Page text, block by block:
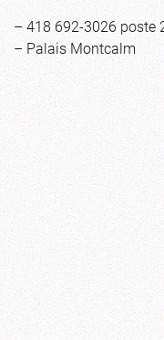
– 418 692-3026 poste
–Palais Montcalm